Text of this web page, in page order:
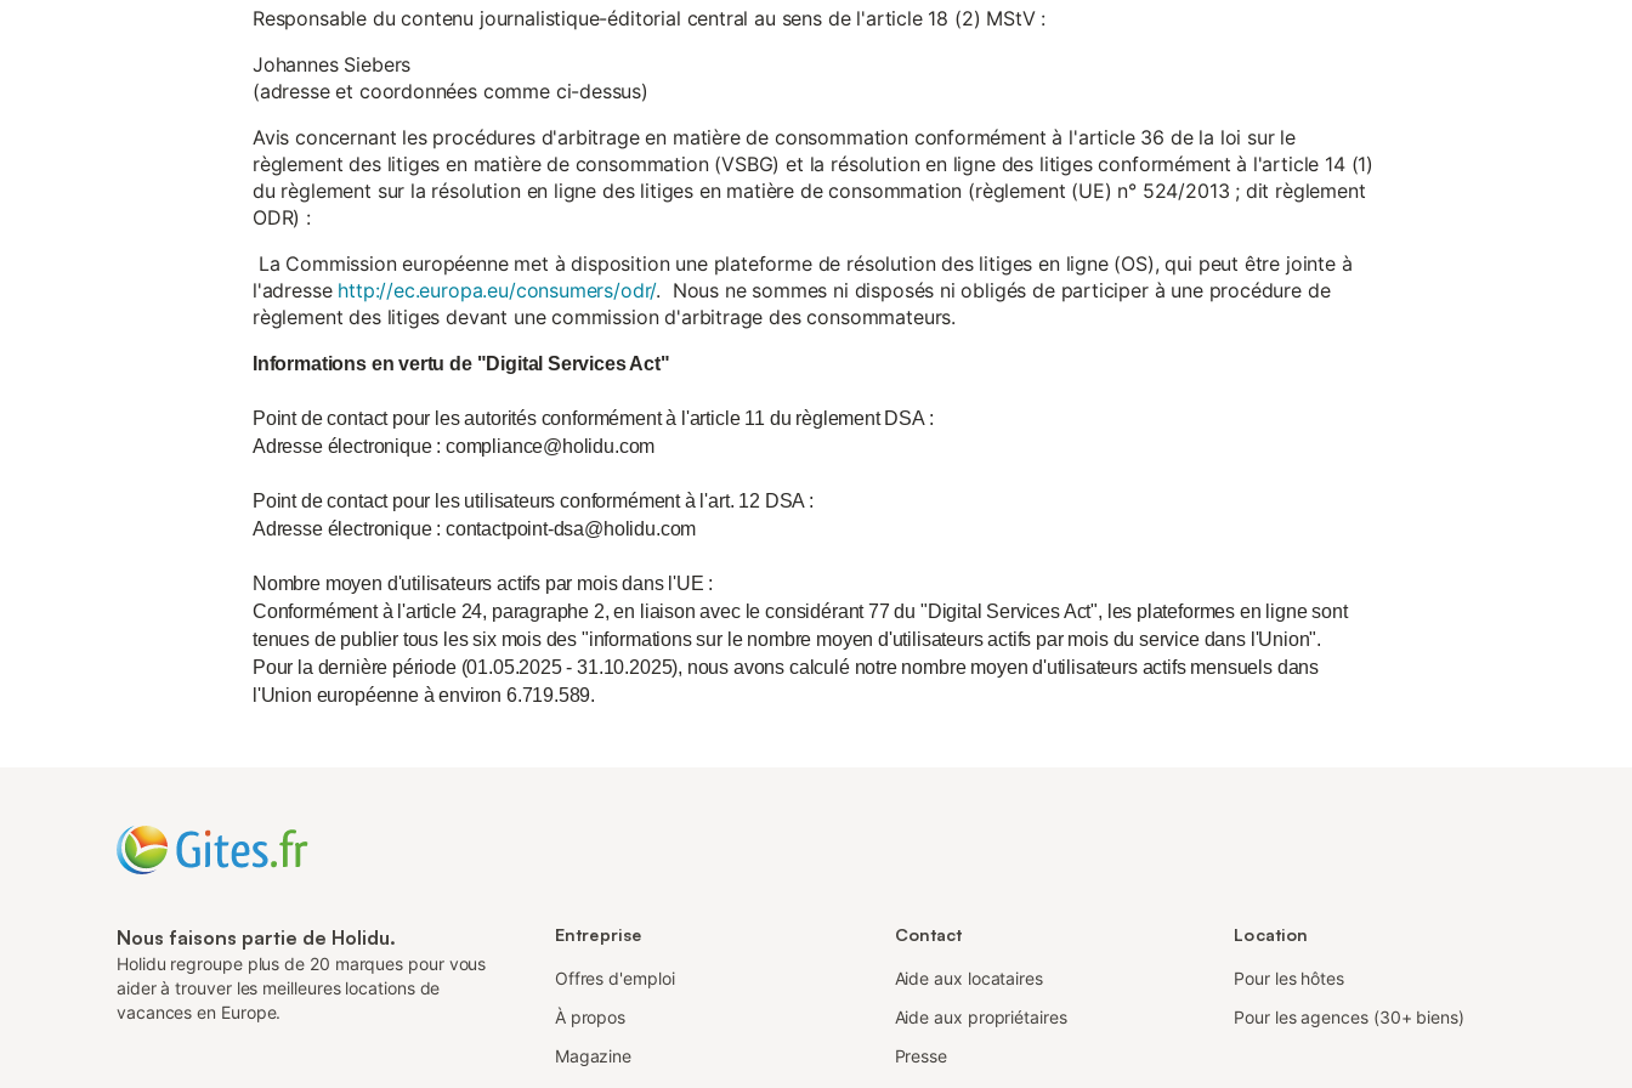
Responsable du contenu journalistique-éditorial central au sens de l'article 18 (2) MStV :
Johannes Siebers
(adresse et coordonnées comme ci-dessus)
Avis concernant les procédures d'arbitrage en matière de consommation conformément à l'article 36 de la loi sur le
règlement des litiges en matière de consommation (VSBG) et la résolution en ligne des litiges conformément à l'article 14 (1)
du règlement sur la résolution en ligne des litiges en matière de consommation (règlement (UE) n° 524/2013 ; dit règlement
ODR) :
La Commission européenne met à disposition une plateforme de résolution des litiges en ligne (OS), qui peut être jointe à
l'adresse http://ec.europa.eu/consumers/odr/. Nous ne sommes ni disposés ni obligés de participer à une procédure de
règlement des litiges devant une commission d'arbitrage des consommateurs.
Informations en vertu de "Digital Services Act"
Point de contact pour les autorités conformément à l'article 11 du règlement DSA :
Adresse électronique : compliance@holidu.com
Point de contact pour les utilisateurs conformément à l'art. 12 DSA :
Adresse électronique : contactpoint-dsa@holidu.com
Nombre moyen d'utilisateurs actifs par mois dans l'UE :
Conformément à l'article 24, paragraphe 2, en liaison avec le considérant 77 du "Digital Services Act", les plateformes en ligne sont
tenues de publier tous les six mois des "informations sur le nombre moyen d'utilisateurs actifs par mois du service dans l'Union".
Pour la dernière période (01.05.2025 - 31.10.2025), nous avons calculé notre nombre moyen d'utilisateurs actifs mensuels dans
l'Union européenne à environ 6.719.589.
Nous faisons partie de Holidu.
Holidu regroupe plus de 20 marques pour vous
aider à trouver les meilleures locations de
vacances en Europe.
Entreprise
Offres d'emploi
À propos
Magazine
Contact
Aide aux locataires
Aide aux propriétaires
Presse
Location
Pour les hôtes
Pour les agences (30+ biens)